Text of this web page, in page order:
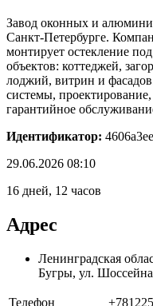
Завод оконных и
Санкт-Петербурге.
монтирует остекление
объектов: коттеджей,
лоджий, витрин и
системы,
гарантийное
Идентификатор:
29.06.2026 08:10
16 дней, 12 часов
Адрес
Ленинградская
Бугры, ул.
Телефон